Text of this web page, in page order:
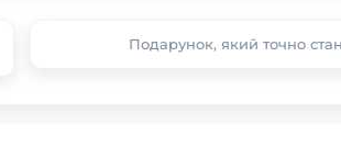
Подарунок, який точно